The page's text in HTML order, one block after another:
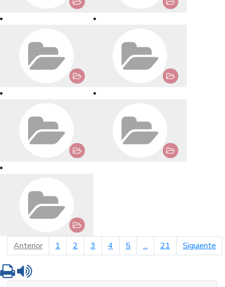
Anteriorpágina anterior
1 2 3 4 5 ... 21 Siguiente
Imprimir